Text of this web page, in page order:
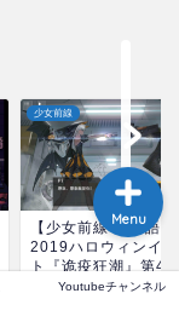
少女前線
【少女前線 日本語
2019ハロウィンイ
ト『诡疫狂潮』第4
2019年11
Youtubeチャンネル
Menu